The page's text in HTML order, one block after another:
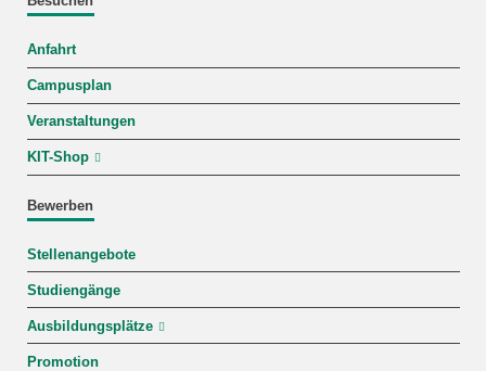
Anfahrt
Campusplan
Veranstaltungen
KIT-Shop
Bewerben
Stellenangebote
Studiengänge
Ausbildungsplätze
Promotion